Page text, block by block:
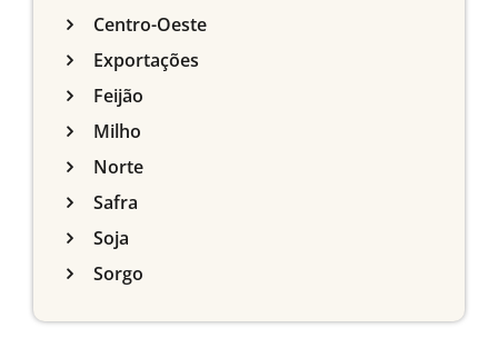
Centro-Oeste
Exportações
Feijão
Milho
Norte
Safra
Soja
Sorgo